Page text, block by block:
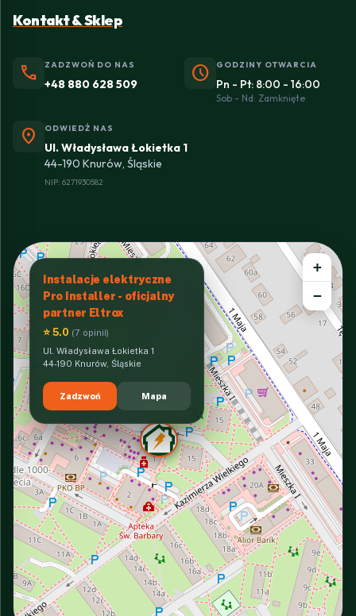
Kontakt & Sklep
phone ZADZWOŃ DO NAS
+48 880 628 509 schedule GODZINY OTWARCIA
Pn - Pt: 8:00 - 16:00
Sob - Nd: Zamknięte
location_on ODWIEDŹ NAS
Ul. Władysława Łokietka 1
44-190 Knurów, Śląskie
NIP: 6271930582
Instalacje elektryczne
Pro Installer - oficjalny
partner Eltrox
⭐ 5.0 (7 opinii)
Ul. Władysława Łokietka 1
44-190 Knurów, Śląskie
Zadzwoń Mapa
+
−
INTERACTIVE VIEW